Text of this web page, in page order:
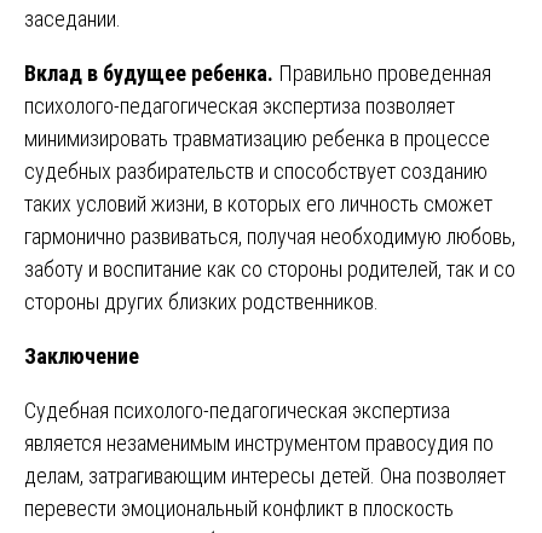
заседании.
Вклад в будущее ребенка. Правильно проведенная
психолого-педагогическая экспертиза позволяет
минимизировать травматизацию ребенка в процессе
судебных разбирательств и способствует созданию
таких условий жизни, в которых его личность сможет
гармонично развиваться, получая необходимую любовь,
заботу и воспитание как со стороны родителей, так и со
стороны других близких родственников.
Заключение
Судебная психолого-педагогическая экспертиза
является незаменимым инструментом правосудия по
делам, затрагивающим интересы детей. Она позволяет
перевести эмоциональный конфликт в плоскость